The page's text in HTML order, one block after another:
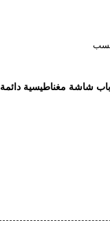
سم ، أو حسب
شاشة مغناطيسية دائمة